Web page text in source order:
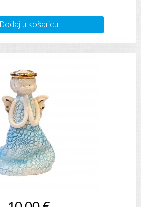
Dodaj u košaricu